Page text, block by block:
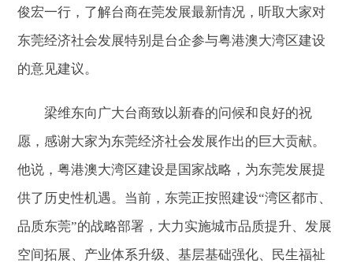
俊宏一行，了解台商在莞发展最新情况，听取大家对
东莞经济社会发展特别是台企参与粤港澳大湾区建设
的意见建议。
梁维东向广大台商致以新春的问候和良好的祝
愿，感谢大家为东莞经济社会发展作出的巨大贡献。
他说，粤港澳大湾区建设是国家战略，为东莞发展提
供了历史性机遇。当前，东莞正按照建设“湾区都市、
品质东莞”的战略部署，大力实施城市品质提升、发展
空间拓展、产业体系升级、基层基础强化、民生福祉